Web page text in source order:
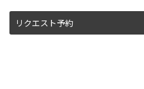
リクエスト予約